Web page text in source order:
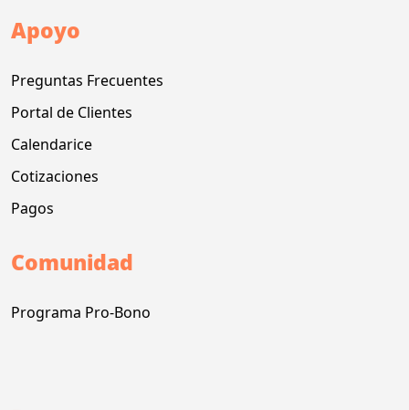
Apoyo
Preguntas Frecuentes
Portal de Clientes
Calendarice
Cotizaciones
Pagos
Comunidad
Programa Pro-Bono